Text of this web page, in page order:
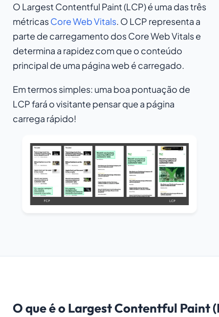
O Largest Contentful Paint (LCP) é uma das três
métricasCore Web Vitals. O LCP representa a
parte de carregamento dos Core Web Vitals e
determina a rapidez com que o conteúdo
principal de uma página web é carregado.
Em termos simples: uma boa pontuação de
LCP fará o visitante pensar que a página
carrega rápido!
O que é o Largest Contentful Paint